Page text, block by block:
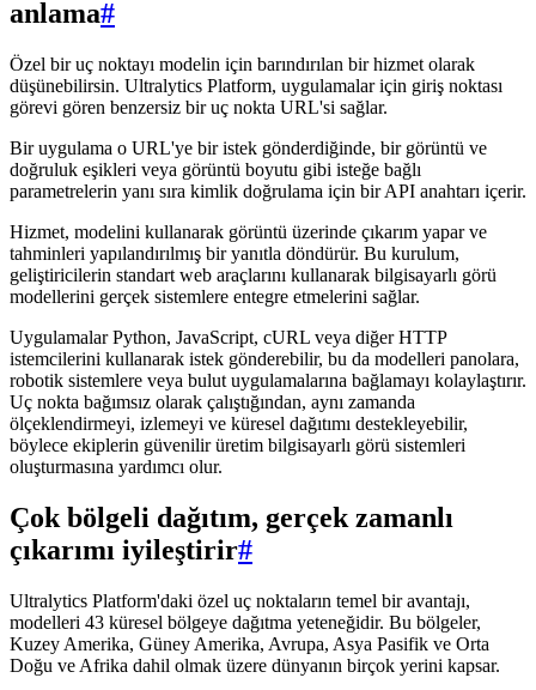
anlama#
Özel bir uç noktayı modelin için barındırılan bir hizmet olarak
düşünebilirsin. Ultralytics Platform, uygulamalar için giriş noktası
görevi gören benzersiz bir uç nokta URL'si sağlar.
Bir uygulama o URL'ye bir istek gönderdiğinde, bir görüntü ve
doğruluk eşikleri veya görüntü boyutu gibi isteğe bağlı
parametrelerin yanı sıra kimlik doğrulama için bir API anahtarı içerir.
Hizmet, modelini kullanarak görüntü üzerinde çıkarım yapar ve
tahminleri yapılandırılmış bir yanıtla döndürür. Bu kurulum,
geliştiricilerin standart web araçlarını kullanarak bilgisayarlı görü
modellerini gerçek sistemlere entegre etmelerini sağlar.
Uygulamalar Python, JavaScript, cURL veya diğer HTTP
istemcilerini kullanarak istek gönderebilir, bu da modelleri panolara,
robotik sistemlere veya bulut uygulamalarına bağlamayı kolaylaştırır.
Uç nokta bağımsız olarak çalıştığından, aynı zamanda
ölçeklendirmeyi, izlemeyi ve küresel dağıtımı destekleyebilir,
böylece ekiplerin güvenilir üretim bilgisayarlı görü sistemleri
oluşturmasına yardımcı olur.
Çok bölgeli dağıtım, gerçek zamanlı
çıkarımı iyileştirir#
Ultralytics Platform'daki özel uç noktaların temel bir avantajı,
modelleri 43 küresel bölgeye dağıtma yeteneğidir. Bu bölgeler,
Kuzey Amerika, Güney Amerika, Avrupa, Asya Pasifik ve Orta
Doğu ve Afrika dahil olmak üzere dünyanın birçok yerini kapsar.